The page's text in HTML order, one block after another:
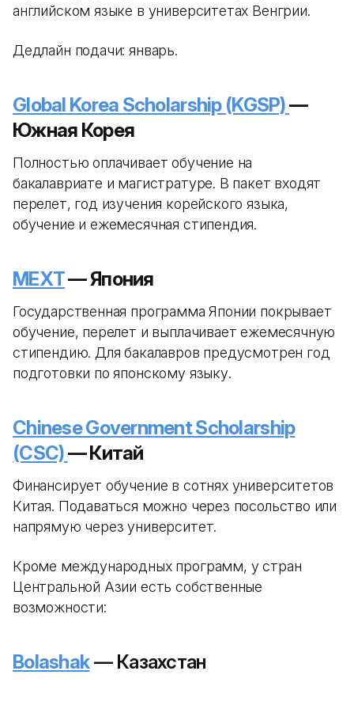
английском языке в университетах Венгрии.
Дедлайн подачи: январь.
Global Korea Scholarship (KGSP)—
Южная Корея
Полностью оплачивает обучение на
бакалавриате и магистратуре. В пакет входят
перелет, год изучения корейского языка,
обучение и ежемесячная стипендия.
MEXT— Япония
Государственная программа Японии покрывает
обучение, перелет и выплачивает ежемесячную
стипендию. Для бакалавров предусмотрен год
подготовки по японскому языку.
Chinese Government Scholarship
(CSC)— Китай
Финансирует обучение в сотнях университетов
Китая. Подаваться можно через посольство или
напрямую через университет.
Кроме международных программ, у стран
Центральной Азии есть собственные
возможности:
Bolashak— Казахстан